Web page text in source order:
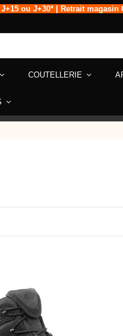
ou J+30* | Retrait magasin
COUTELLERIE